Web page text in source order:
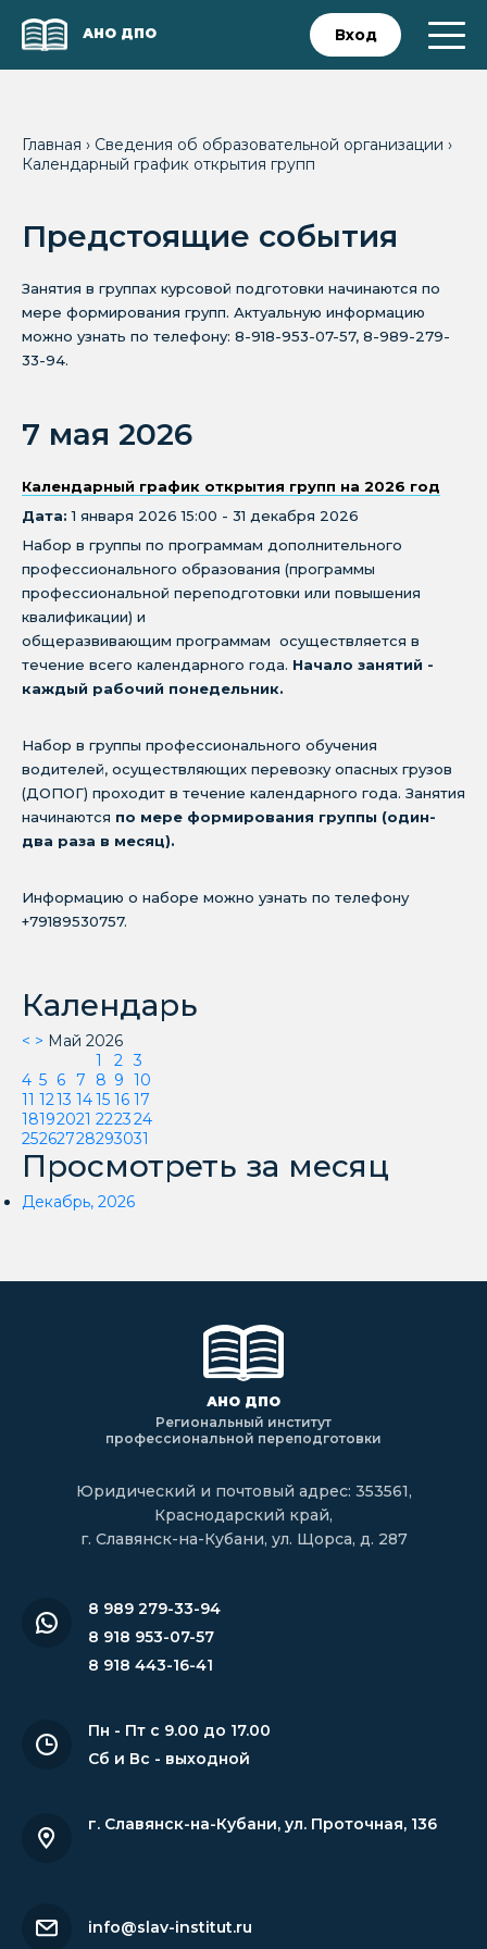
АНО ДПО Вход
Календарь
< > Май 2026
1
2 3
4 5 6 7 8 9 10
11 1213 1415 16 17
18192021 222324
25262728293031
Просмотреть за месяц
Декабрь, 2026
Главная › Сведения об образовательной организации ›
Календарный график открытия групп
Предстоящие события
Занятия в группах курсовой подготовки начинаются по
мере формирования групп. Актуальную информацию
можно узнать по телефону: 8-918-953-07-57, 8-989-279-
33-94.
7 мая 2026
Календарный график открытия групп на 2026 год
Дата: 1 января 2026 15:00 - 31 декабря 2026
Набор в группы по программам дополнительного
профессионального образования (программы
профессиональной переподготовки или повышения
квалификации) и
общеразвивающим программам осуществляется в
течение всего календарного года. Начало занятий -
каждый рабочий понедельник.
Набор в группы профессионального обучения
водителей, осуществляющих перевозку опасных грузов
(ДОПОГ) проходит в течение календарного года. Занятия
начинаются по мере формирования группы (один-
два раза в месяц).
Информацию о наборе можно узнать по телефону
+79189530757.
АНО ДПО
Региональный институт
профессиональной переподготовки
Юридический и почтовый адрес: 353561,
Краснодарский край,
г. Славянск-на-Кубани, ул. Щорса, д. 287
8 989 279-33-94
8 918 953-07-57
8 918 443-16-41
Пн - Пт с 9.00 до 17.00
Сб и Вс - выходной
г. Славянск-на-Кубани, ул. Проточная, 136
info@slav-institut.ru